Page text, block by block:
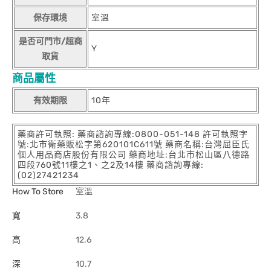
保存環境 室溫
是否可門市/超商
取貨
Y
商品屬性
有效期限 10年
藥商許可執照: 藥商諮詢專線:0800-051-148 許可執照字
號:北市衛藥販松字第620101C611號 藥商名稱:台灣屈臣氏
個人用品商店股份有限公司 藥商地址:台北市松山區八德路
四段760號11樓之1、之2及14樓 藥商諮詢專線:
(02)27421234
How To Store
室溫
寬 3.8
高 12.6
深 10.7